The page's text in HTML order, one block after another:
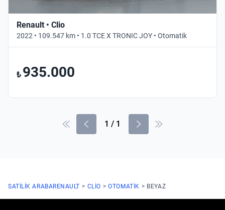
Renault • Clio
2022 • 109.547 km • 1.0 TCE X TRONIC JOY • Otomatik
₺ 935.000
1 / 1
SATILIK ARABARENAULT CLIO OTOMATIK BEYAZ